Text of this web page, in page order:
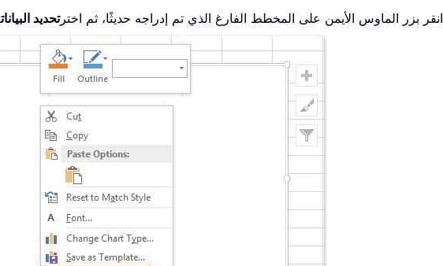
2. انقر بزر الماوس الأيمن على المخطط الفارغ الذي تم إدراجه حديثًا، ثم اخترتحديد البيانات